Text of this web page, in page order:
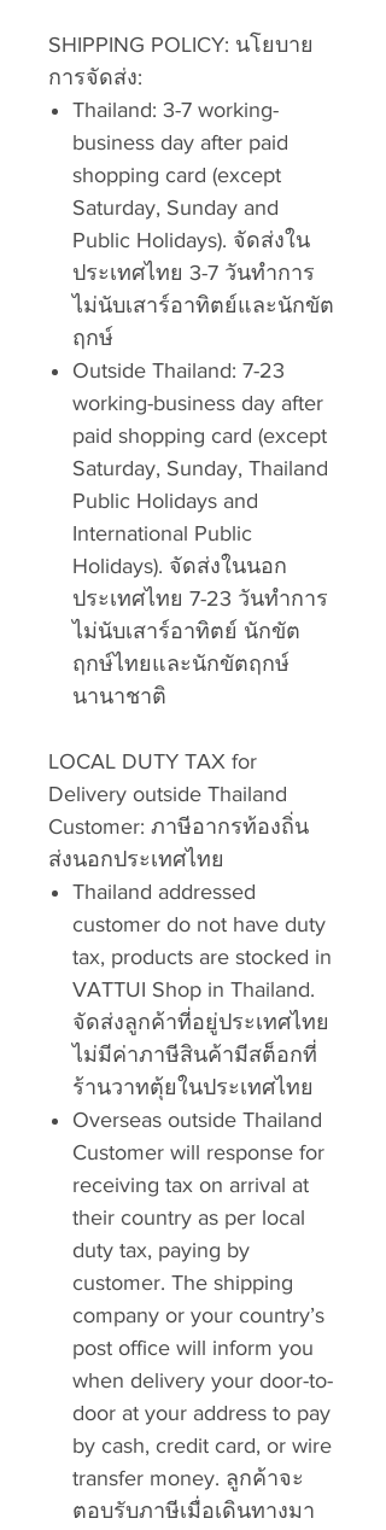
SHIPPING POLICY: นโยบาย
การจัดส่ง:
Thailand: 3-7 working-
business day after paid
shopping card (except
Saturday, Sunday and
Public Holidays). จัดส่งใน
ประเทศไทย 3-7 วันทำการ
ไม่นับเสาร์อาทิตย์และนักขัต
ฤกษ์
Outside Thailand: 7-23
working-business day after
paid shopping card (except
Saturday, Sunday, Thailand
Public Holidays and
International Public
Holidays). จัดส่งในนอก
ประเทศไทย 7-23 วันทำการ
ไม่นับเสาร์อาทิตย์ นักขัต
ฤกษ์ไทยและนักขัตฤกษ์
นานาชาติ
LOCAL DUTY TAX for
Delivery outside Thailand
Customer: ภาษีอากรท้องถิ่น
ส่งนอกประเทศไทย
Thailand addressed
customer do not have duty
tax, products are stocked in
VATTUI Shop in Thailand.
จัดส่งลูกค้าที่อยู่ประเทศไทย
ไม่มีค่าภาษีสินค้ามีสต็อกที่
ร้านวาทตุ้ยในประเทศไทย
Overseas outside Thailand
Customer will response for
receiving tax on arrival at
their country as per local
duty tax, paying by
customer. The shipping
company or your country’s
post office will inform you
when delivery your door-to-
door at your address to pay
by cash, credit card, or wire
transfer money. ลูกค้าจะ
ตอบรับภาษีเมื่อเดินทางมา